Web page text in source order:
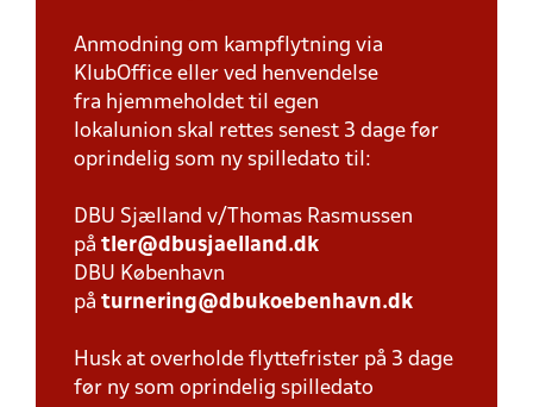
Anmodning om kampflytning via
KlubOffice eller ved henvendelse
fra hjemmeholdet til egen
lokalunion skal rettes senest 3 dage før
oprindelig som ny spilledato til:
DBU Sjælland v/Thomas Rasmussen
på tler@dbusjaelland.dk
DBU København
på turnering@dbukoebenhavn.dk
Husk at overholde flyttefrister på 3 dage
før ny som oprindelig spilledato